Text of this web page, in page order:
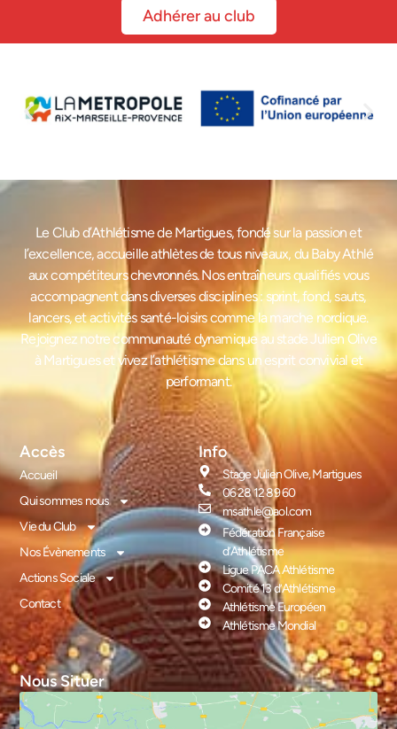
Adhérer au club
Le Club d’Athlétisme de Martigues, fondé sur la passion et
l’excellence, accueille athlètes de tous niveaux, du Baby Athlé
aux compétiteurs chevronnés. Nos entraîneurs qualifiés vous
accompagnent dans diverses disciplines : sprint, fond, sauts,
lancers, et activités santé-loisirs comme la marche nordique.
Rejoignez notre communauté dynamique au stade Julien Olive
à Martigues et vivez l’athlétisme dans un esprit convivial et
performant.
Accès
Accueil
Qui sommes nous
Vie du Club
Nos Évènements
Actions Sociale
Contact
Info
Stage Julien Olive, Martigues
06 28 12 89 60
msathle@aol.com
Fédération Française
d’Athlétisme
Ligue PACA Athlétisme
Comité 13 d’Athlétisme
Athlétisme Européen
Athlétisme Mondial
Nous Situer